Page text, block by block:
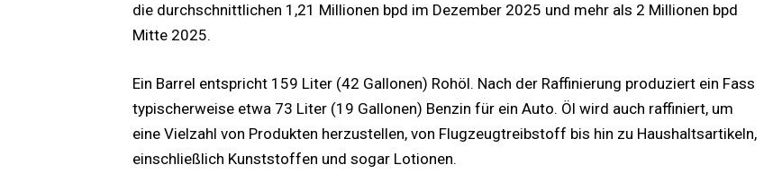
die durchschnittlichen 1,21 Millionen bpd im Dezember 2025 und mehr als 2 Millionen bpd
Mitte 2025.
Ein Barrel entspricht 159 Liter (42 Gallonen) Rohöl. Nach der Raffinierung produziert ein Fass
typischerweise etwa 73 Liter (19 Gallonen) Benzin für ein Auto. Öl wird auch raffiniert, um
eine Vielzahl von Produkten herzustellen, von Flugzeugtreibstoff bis hin zu Haushaltsartikeln,
einschließlich Kunststoffen und sogar Lotionen.